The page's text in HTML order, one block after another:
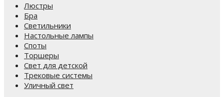
Люстры
Бра
Светильники
Настольные лампы
Споты
Торшеры
Свет для детской
Трековые системы
Уличный свет